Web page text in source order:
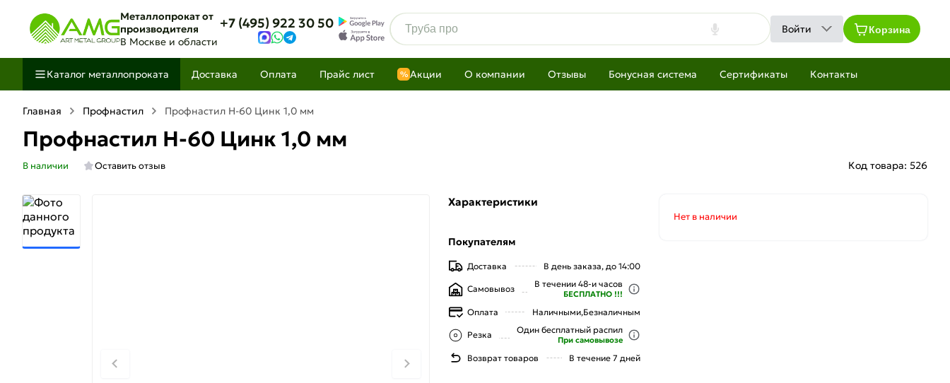
Металлопрокат от
производителя
В Москве и области
+7 (495) 922 30 50 Войти Корзина
Каталог металлопроката Доставка Оплата Прайс лист % Акции О компании Отзывы Бонусная система Сертификаты Контакты
Главная Профнастил Профнастил Н-60 Цинк 1,0 мм
Профнастил Н-60 Цинк 1,0 мм
В наличии Оставить отзыв Код товара: 526
Нет в наличии
Характеристики
Покупателям
Доставка В день заказа, до 14:00
Самовывоз В течении 48-и часов
БЕСПЛАТНО !!!
Оплата Наличными,Безналичным
Резка Один бесплатный распил
При самовывозе
Возврат товаров В течение 7 дней